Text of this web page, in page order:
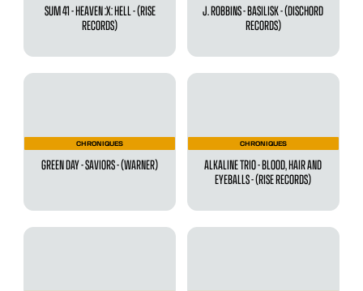
SUM 41 - HEAVEN :X: HELL - (RISE
RECORDS)
J. ROBBINS - BASILISK - (DISCHORD
RECORDS)
CHRONIQUES
GREEN DAY - SAVIORS - (WARNER)
CHRONIQUES
ALKALINE TRIO - BLOOD, HAIR AND
EYEBALLS - (RISE RECORDS)